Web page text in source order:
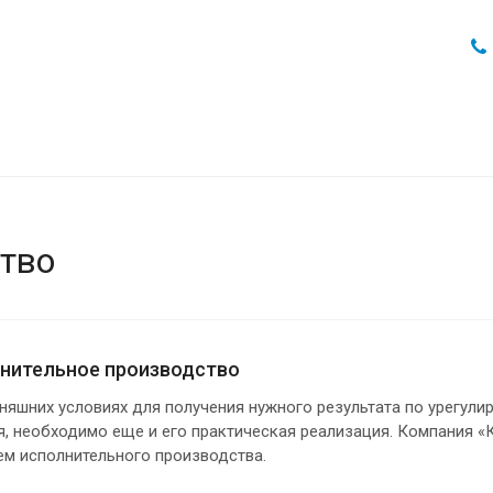
производство
условиях для получения нужного результата по
необходимо еще и его практическая реализация. Компания
исполнительного производства.